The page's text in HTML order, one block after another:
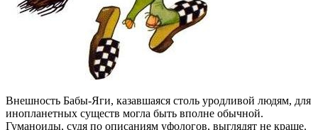
Внешность Бабы-Яги, казавшаяся столь уродливой людям, для
инопланетных существ могла быть вполне обычной.
Гуманоиды, судя по описаниям уфологов, выглядят не краше.